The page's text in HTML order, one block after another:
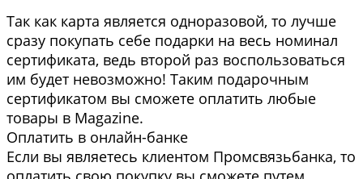
Так как карта является одноразовой, то лучше
сразу покупать себе подарки на весь номинал
сертификата, ведь второй раз воспользоваться
им будет невозможно! Таким подарочным
сертификатом вы сможете оплатить любые
товары в Magazine.
Оплатить в онлайн-банке
Если вы являетесь клиентом Промсвязьбанка, то